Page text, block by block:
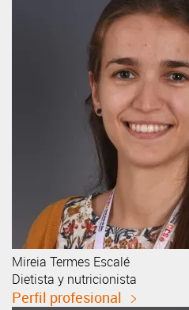
Mireia Termes Escalé
Dietista y nutricionista
Perfil profesional